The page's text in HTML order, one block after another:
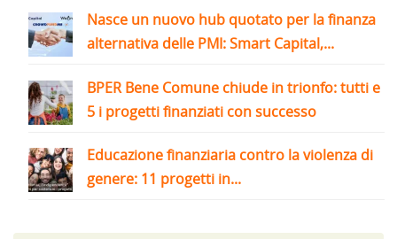
Nasce un nuovo hub quotato per la finanza
alternativa delle PMI: Smart Capital,...
BPER Bene Comune chiude in trionfo: tutti e
5 i progetti finanziati con successo
Educazione finanziaria contro la violenza di
genere: 11 progetti in...